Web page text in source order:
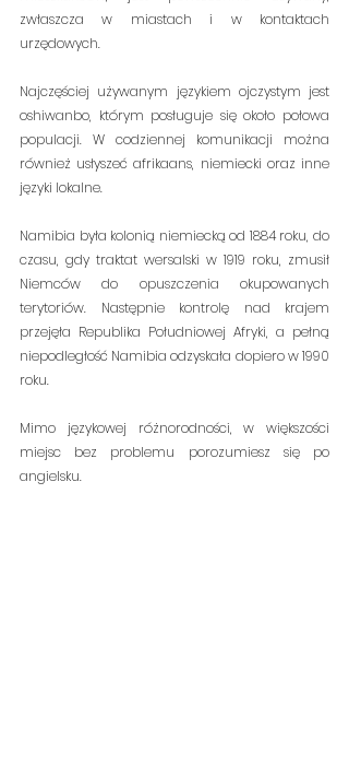
zwłaszcza w miastach i w kontaktach
urzędowych.
Najczęściej używanym językiem ojczystym jest
oshiwanbo, którym posługuje się około połowa
populacji. W codziennej komunikacji można
również usłyszeć afrikaans, niemiecki oraz inne
języki lokalne.
Namibia była kolonią niemiecką od 1884 roku, do
czasu, gdy traktat wersalski w 1919 roku, zmusił
Niemców do opuszczenia okupowanych
terytoriów. Następnie kontrolę nad krajem
przejęła Republika Południowej Afryki, a pełną
niepodległość Namibia odzyskała dopiero w 1990
roku.
Mimo językowej różnorodności, w większości
miejsc bez problemu porozumiesz się po
angielsku.